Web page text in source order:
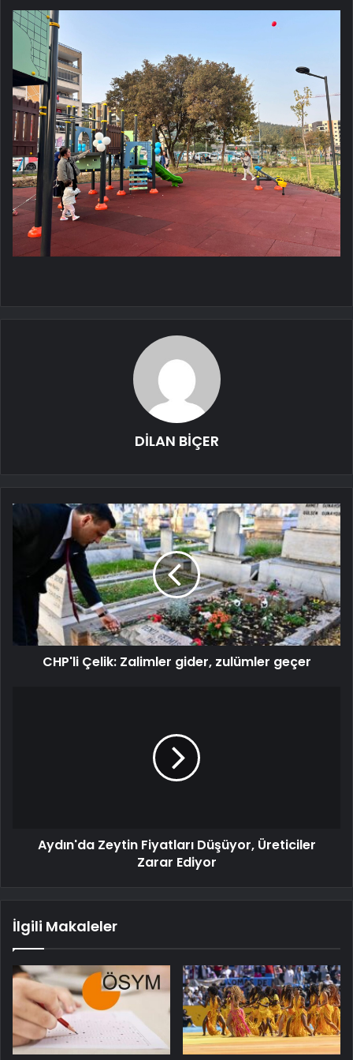
DİLAN BİÇER
CHP'li Çelik: Zalimler gider, zulümler geçer
Aydın'da Zeytin Fiyatları Düşüyor, Üreticiler
Zarar Ediyor
İlgili Makaleler